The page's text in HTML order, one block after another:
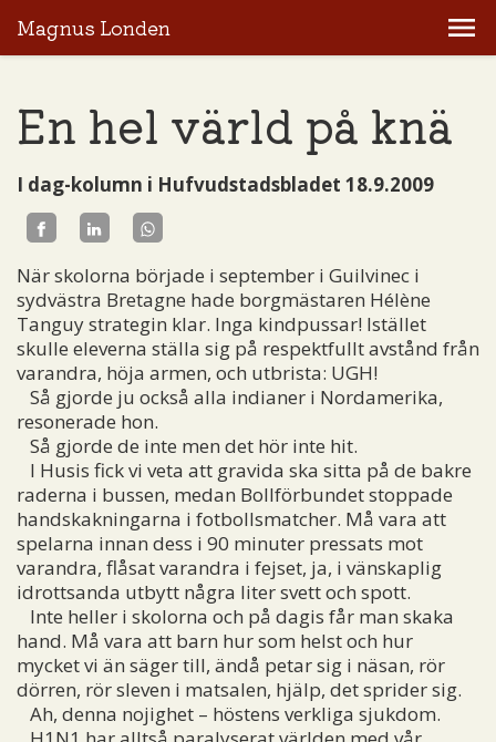
Magnus Londen
En hel värld på knä
I dag-kolumn i Hufvudstadsbladet 18.9.2009
När skolorna började i september i Guilvinec i
sydvästra Bretagne hade borgmästaren Hélène
Tanguy strategin klar. Inga kindpussar! Istället
skulle eleverna ställa sig på respektfullt avstånd från
varandra, höja armen, och utbrista: UGH!
Så gjorde ju också alla indianer i Nordamerika,
resonerade hon.
Så gjorde de inte men det hör inte hit.
I Husis fick vi veta att gravida ska sitta på de bakre
raderna i bussen, medan Bollförbundet stoppade
handskakningarna i fotbollsmatcher. Må vara att
spelarna innan dess i 90 minuter pressats mot
varandra, flåsat varandra i fejset, ja, i vänskaplig
idrottsanda utbytt några liter svett och spott.
Inte heller i skolorna och på dagis får man skaka
hand. Må vara att barn hur som helst och hur
mycket vi än säger till, ändå petar sig i näsan, rör
dörren, rör sleven i matsalen, hjälp, det sprider sig.
Ah, denna nojighet – höstens verkliga sjukdom.